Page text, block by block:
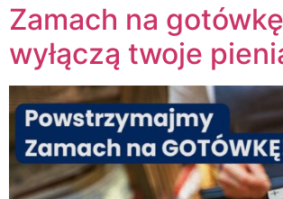
Zamach na
wyłączą twoje